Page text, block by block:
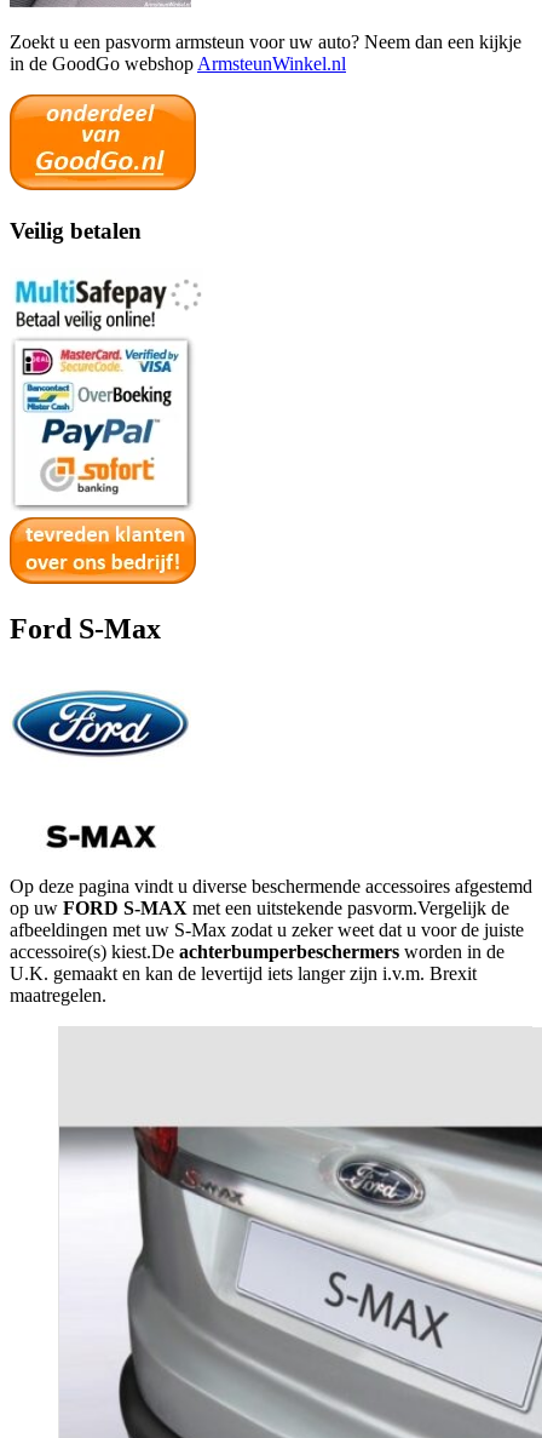
Zoekt u een pasvorm armsteun voor uw auto? Neem dan een kijkje
in de GoodGo webshop ArmsteunWinkel.nl
Veilig betalen
Ford S-Max
Op deze pagina vindt u diverse beschermende accessoires afgestemd
op uw FORD S-MAX met een uitstekende pasvorm.Vergelijk de
afbeeldingen met uw S-Max zodat u zeker weet dat u voor de juiste
accessoire(s) kiest.De achterbumperbeschermers worden in de
U.K. gemaakt en kan de levertijd iets langer zijn i.v.m. Brexit
maatregelen.